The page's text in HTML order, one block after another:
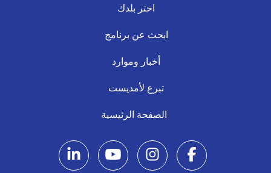
اختر بلدك
ابحث عن برنامج
أخبار وموارد
تبرع لأمديست
الصفحة الرئيسية